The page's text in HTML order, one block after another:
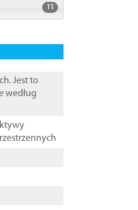
11
Jest to
według